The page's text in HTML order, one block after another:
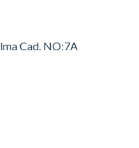
Cad. NO:7A